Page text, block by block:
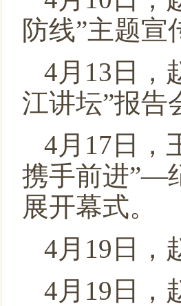
防线”主题宣
4月13日，
江讲坛”报告
4月17日，
携手前进”—
展开幕式。
4月19日，
4月19日，